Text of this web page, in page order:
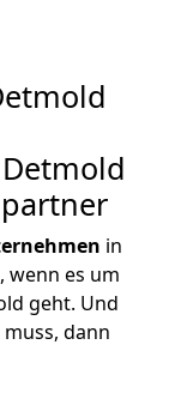
in
wenn es um
geht. Und
dann